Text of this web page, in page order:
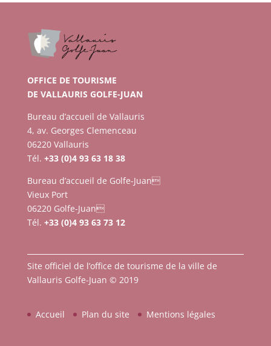
OFFICE DE TOURISME
DE VALLAURIS GOLFE-JUAN
Bureau d’accueil de Vallauris
4, av. Georges Clemenceau
06220 Vallauris
Tél. +33 (0)4 93 63 18 38
Bureau d’accueil de Golfe-Juan
Vieux Port
06220 Golfe-Juan
Tél. +33 (0)4 93 63 73 12
Site officiel de l’office de tourisme de la ville de
Vallauris Golfe-Juan © 2019
Accueil Plan du site Mentions légales